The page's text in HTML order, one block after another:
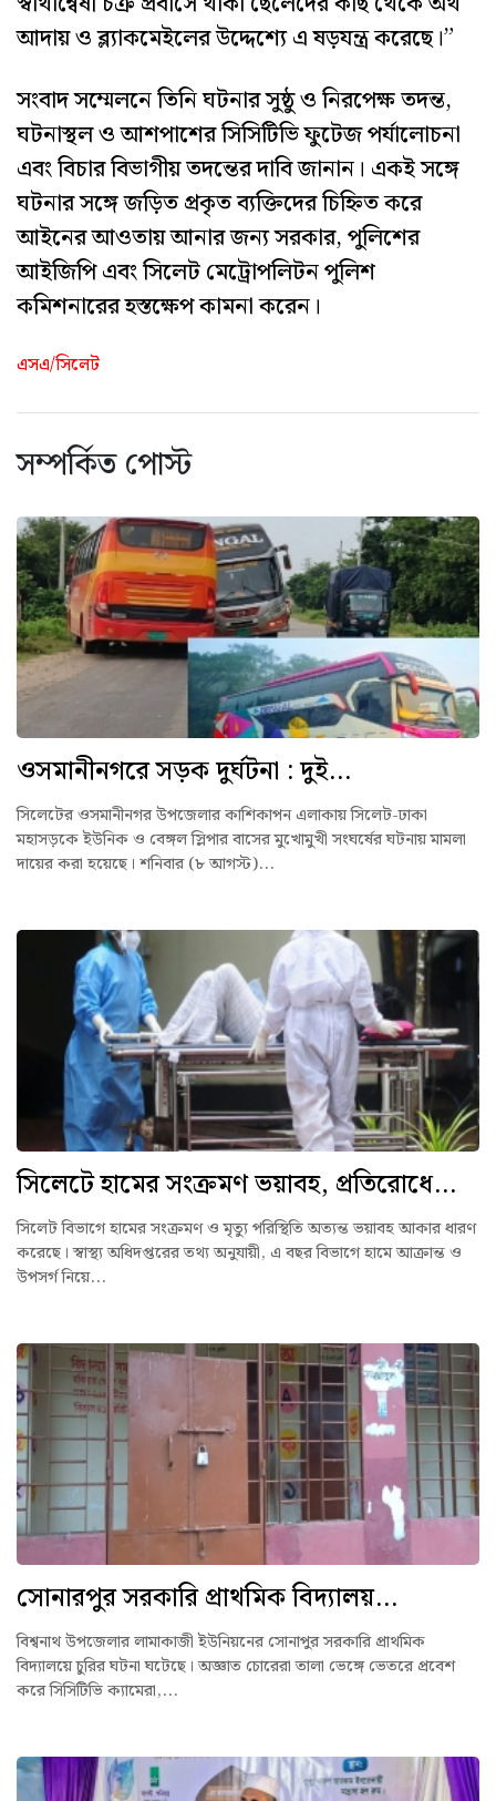
আদায় ও ব্ল্যাকমেইলের উদ্দেশ্যে এ ষড়যন্ত্র করেছে।”
সংবাদ সম্মেলনে তিনি ঘটনার সুষ্ঠু ও নিরপেক্ষ তদন্ত,
ঘটনাস্থল ও আশপাশের সিসিটিভি ফুটেজ পর্যালোচনা
এবং বিচার বিভাগীয় তদন্তের দাবি জানান। একই সঙ্গে
ঘটনার সঙ্গে জড়িত প্রকৃত ব্যক্তিদের চিহ্নিত করে
আইনের আওতায় আনার জন্য সরকার, পুলিশের
আইজিপি এবং সিলেট মেট্রোপলিটন পুলিশ
কমিশনারের হস্তক্ষেপ কামনা করেন।
এসএ/সিলেট
সম্পর্কিত পোস্ট
ওসমানীনগরে সড়ক দুর্ঘটনা : দুই...
সিলেটের ওসমানীনগর উপজেলার কাশিকাপন এলাকায় সিলেট-ঢাকা
মহাসড়কে ইউনিক ও বেঙ্গল স্লিপার বাসের মুখোমুখী সংঘর্ষের ঘটনায় মামলা
দায়ের করা হয়েছে। শনিবার (৮ আগস্ট)...
সিলেটে হামের সংক্রমণ ভয়াবহ, প্রতিরোধে...
সিলেট বিভাগে হামের সংক্রমণ ও মৃত্যু পরিস্থিতি অত্যন্ত ভয়াবহ আকার ধারণ
করেছে। স্বাস্থ্য অধিদপ্তরের তথ্য অনুযায়ী, এ বছর বিভাগে হামে আক্রান্ত ও
উপসর্গ নিয়ে...
সোনারপুর সরকারি প্রাথমিক বিদ্যালয়...
বিশ্বনাথ উপজেলার লামাকাজী ইউনিয়নের সোনাপুর সরকারি প্রাথমিক
বিদ্যালয়ে চুরির ঘটনা ঘটেছে। অজ্ঞাত চোরেরা তালা ভেঙ্গে ভেতরে প্রবেশ
করে সিসিটিভি ক্যামেরা,...